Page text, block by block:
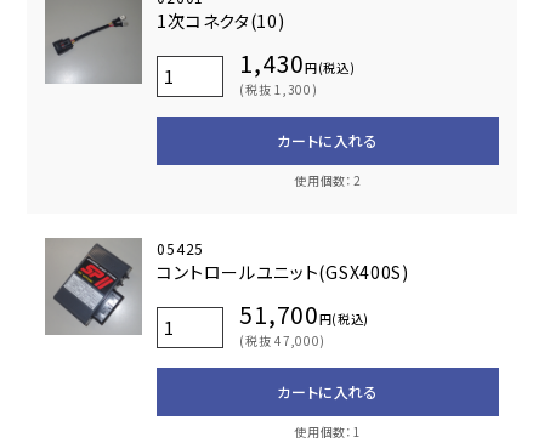
1次コネクタ(10)
1,430円(税込)
(税抜 1,300)
カートに入れる
使用個数：2
05425
コントロールユニット(GSX400S)
51,700円(税込)
(税抜 47,000)
カートに入れる
使用個数：1